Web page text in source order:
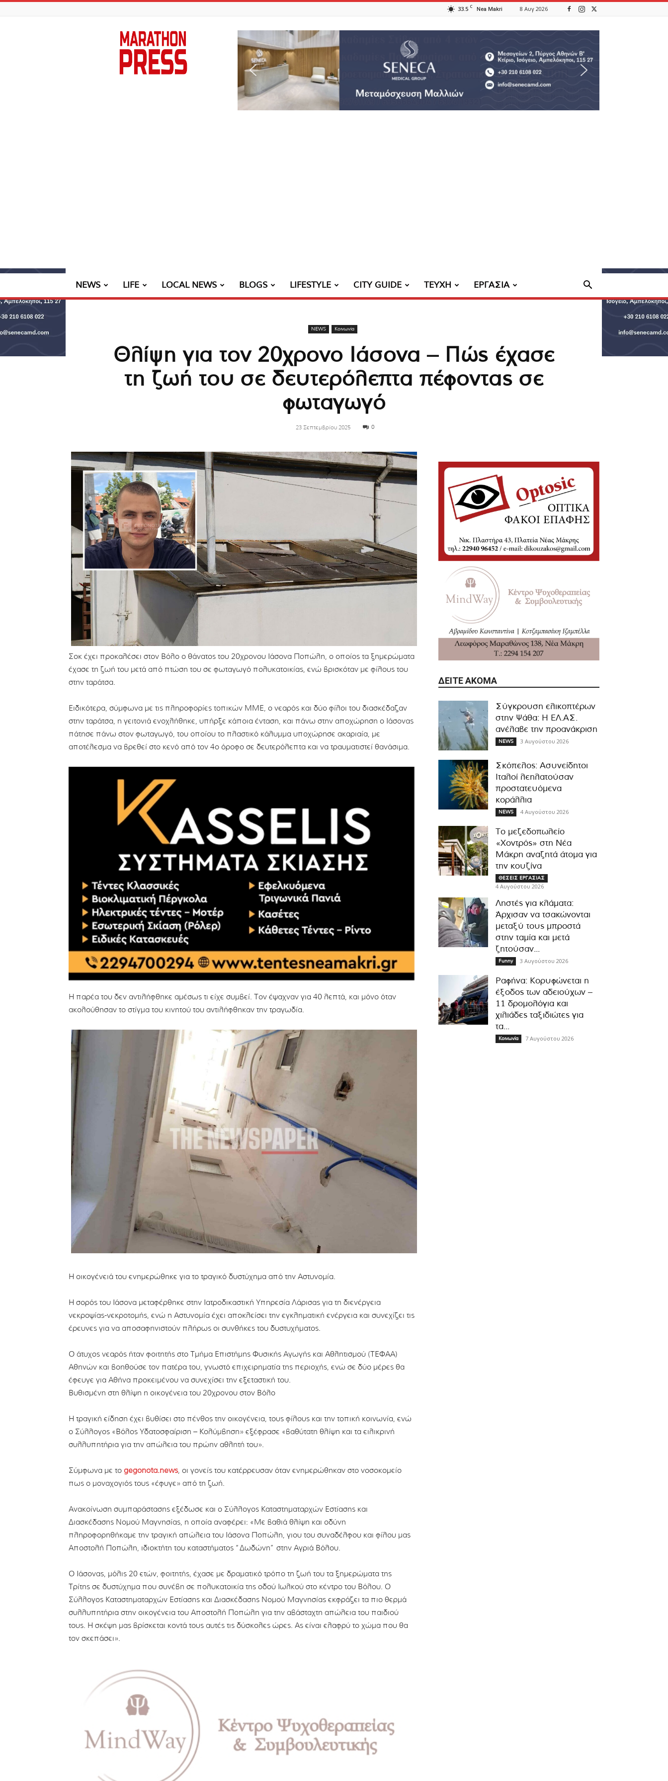
33.5 C Nea Makri 8 Αυγ 2026
Marathon
Press
NEWS LIFE LOCAL NEWS BLOGS LIFESTYLE CITY GUIDE ΤΕΥΧΗ ΕΡΓΑΣΙΑ
NEWS Κοινωνία
Θλίψη για τον 20χρονο Ιάσονα – Πώς έχασε
τη ζωή του σε δευτερόλεπτα πέφοντας σε
φωταγωγό
23 Σεπτεμβρίου 2025 0
Σοκ έχει προκαλέσει στον Βόλο ο θάνατος του 20χρονου Ιάσονα Ποπώλη, ο οποίος τα ξημερώματα
έχασε τη ζωή του μετά από πτώση του σε φωταγωγό πολυκατοικίας, ενώ βρισκόταν με φίλους του
στην ταράτσα.
Ειδικότερα, σύμφωνα με τις πληροφορίες τοπικών ΜΜΕ, ο νεαρός και δύο φίλοι του διασκέδαζαν
στην ταράτσα, η γειτονιά ενοχλήθηκε, υπήρξε κάποια ένταση, και πάνω στην αποχώρηση ο Ιάσονας
πάτησε πάνω στον φωταγωγό, του οποίου το πλαστικό κάλυμμα υποχώρησε ακαριαία, με
αποτέλεσμα να βρεθεί στο κενό από τον 4ο όροφο σε δευτερόλεπτα και να τραυματιστεί θανάσιμα.
Η παρέα του δεν αντιλήφθηκε αμέσως τι είχε συμβεί. Τον έψαχναν για 40 λεπτά, και μόνο όταν
ακολούθησαν το στίγμα του κινητού του αντιλήφθηκαν την τραγωδία.
Η οικογένειά του ενημερώθηκε για το τραγικό δυστύχημα από την Αστυνομία.
Η σορός του Ιάσονα μεταφέρθηκε στην Ιατροδικαστική Υπηρεσία Λάρισας για τη διενέργεια
νεκροψίας-νεκροτομής, ενώ η Αστυνομία έχει αποκλείσει την εγκληματική ενέργεια και συνεχίζει τις
έρευνες για να αποσαφηνιστούν πλήρως οι συνθήκες του δυστυχήματος.
Ο άτυχος νεαρός ήταν φοιτητής στο Τμήμα Επιστήμης Φυσικής Αγωγής και Αθλητισμού (ΤΕΦΑΑ)
Αθηνών και βοηθούσε τον πατέρα του, γνωστό επιχειρηματία της περιοχής, ενώ σε δύο μέρες θα
έφευγε για Αθήνα προκειμένου να συνεχίσει την εξεταστική του.
Βυθισμένη στη θλίψη η οικογένεια του 20χρονου στον Βόλο
Η τραγική είδηση έχει βυθίσει στο πένθος την οικογένεια, τους φίλους και την τοπική κοινωνία, ενώ
ο Σύλλογος «Βόλος Υδατοσφαίριση – Κολύμβηση» εξέφρασε «βαθύτατη θλίψη και τα ειλικρινή
συλλυπητήρια για την απώλεια του πρώην αθλητή του».
Σύμφωνα με το gegonota.news, οι γονείς του κατέρρευσαν όταν ενημερώθηκαν στο νοσοκομείο
πως ο μοναχογιός τους «έφυγε» από τη ζωή.
Ανακοίνωση συμπαράστασης εξέδωσε και ο Σύλλογος Καταστηματαρχών Εστίασης και
Διασκέδασης Νομού Μαγνησίας, η οποία αναφέρει: «Με βαθιά θλίψη και οδύνη
πληροφορηθήκαμε την τραγική απώλεια του Ιάσονα Ποπώλη, γιου του συναδέλφου και φίλου μας
Αποστολή Ποπώλη, ιδιοκτήτη του καταστήματος “Δωδώνη” στην Αγριά Βόλου.
Ο Ιάσονας, μόλις 20 ετών, φοιτητής, έχασε με δραματικό τρόπο τη ζωή του τα ξημερώματα της
Τρίτης σε δυστύχημα που συνέβη σε πολυκατοικία της οδού Ιωλκού στο κέντρο του Βόλου. Ο
Σύλλογος Καταστηματαρχών Εστίασης και Διασκέδασης Νομού Μαγνησίας εκφράζει τα πιο θερμά
συλλυπητήρια στην οικογένεια του Αποστολή Ποπώλη για την αβάσταχτη απώλεια του παιδιού
τους. Η σκέψη μας βρίσκεται κοντά τους αυτές τις δύσκολες ώρες. Ας είναι ελαφρύ το χώμα που θα
τον σκεπάσει».
ΔΕΊΤΕ ΑΚΌΜΑ
Σύγκρουση ελικοπτέρων
στην Ψάθα: Η ΕΛ.ΑΣ.
ανέλαβε την προανάκριση
NEWS 3 Αυγούστου 2026
Σκόπελος: Ασυνείδητοι
Ιταλοί λεηλατούσαν
προστατευόμενα
κοράλλια
NEWS 4 Αυγούστου 2026
Το μεζεδοπωλείο
«Χοντρός» στη Νέα
Μάκρη αναζητά άτομα για
την κουζίνα
ΘΕΣΕΙΣ ΕΡΓΑΣΙΑΣ
4 Αυγούστου 2026
Ληστές για κλάματα:
Άρχισαν να τσακώνονται
μεταξύ τους μπροστά
στην ταμία και μετά
ζητούσαν...
Funny 3 Αυγούστου 2026
Ραφήνα: Κορυφώνεται η
έξοδος των αδειούχων –
11 δρομολόγια και
χιλιάδες ταξιδιώτες για
τα...
Κοινωνία 7 Αυγούστου 2026